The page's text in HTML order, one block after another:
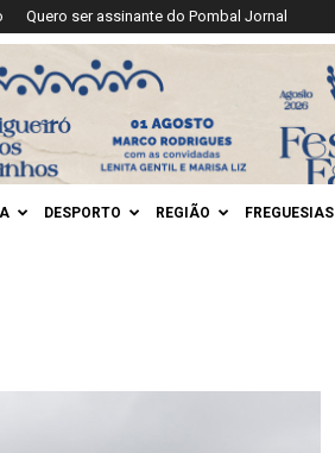
Quero ser assinante do Pombal Jornal
DESPORTO REGIÃO FREGUESIAS